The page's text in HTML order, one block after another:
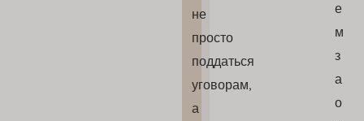
не
просто
поддаться
уговорам,
а
е
м
з
а
о